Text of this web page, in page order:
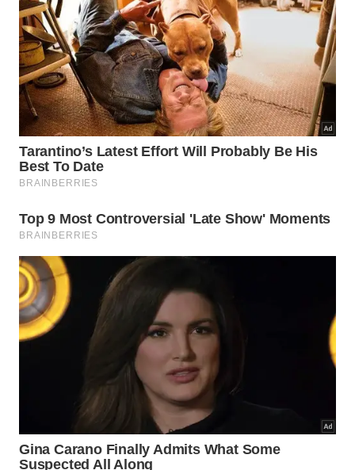
2
Polinização de diversas espécies
vegetais;
3
Redução drástica de pragas na
agricultura.
Quais mitos cercam as espécies
urbanas no Brasil?
injustamente todos os quirópteros à figura perigosa
maioria absoluta das espécies encontradas nas
cidades brasileiras consome apenas insetos
voadores ou pequenos frutos moles disponíveis nas
árvores
dos quintais .
Essas espécies urbanas são pacíficas e não
costumam atacar humanos ou animais domésticos
desde que não sejam manipuladas diretamente de
forma inadequada. O medo infundado faz com que
muitas colônias benéficas sofram perseguições
desnecessárias prejudicando diretamente a